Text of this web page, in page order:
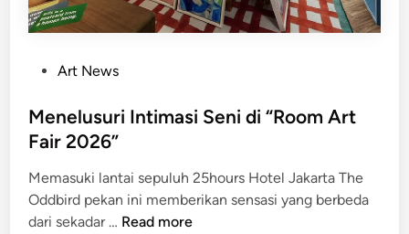
s
t
d
i
n
Art News
Menelusuri Intimasi Seni di “Room Art
Fair 2026”
Memasuki lantai sepuluh 25hours Hotel Jakarta The
Oddbird pekan ini memberikan sensasi yang berbeda
dari sekadar … M
Read more